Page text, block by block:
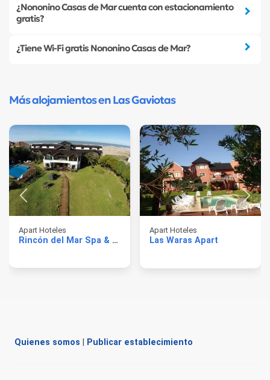
¿Nononino Casas de Mar cuenta con estacionamiento
gratis?
¿Tiene Wi-Fi gratis Nononino Casas de Mar?
Más alojamientos en Las Gaviotas
Apart Hoteles
Rincón del Mar Spa & Resort
Apart Hoteles
Las Waras Apart
Quienes somos Publicar establecimiento